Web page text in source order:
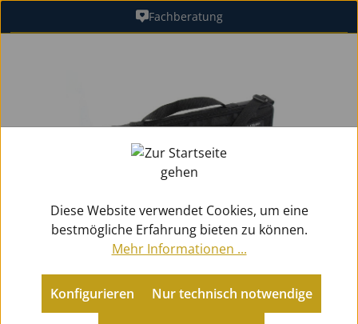
Zum Hauptinhalt springenFachberatung
Diese Website verwendet Cookies, um eine
bestmögliche Erfahrung bieten zu können.
Mehr Informationen ...
Konfigurieren Nur technisch notwendige